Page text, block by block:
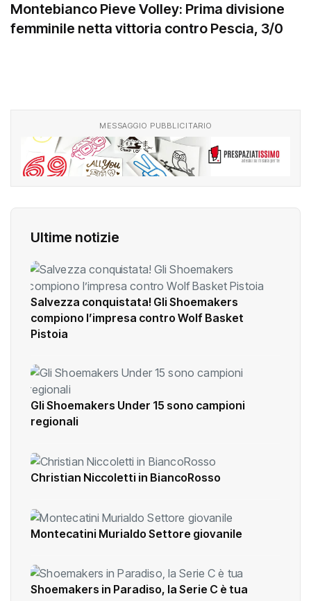
Montebianco Pieve Volley: Prima divisione
femminile netta vittoria contro Pescia, 3/0
MESSAGGIO PUBBLICITARIO
Ultime notizie
Salvezza conquistata! Gli Shoemakers
compiono l’impresa contro Wolf Basket
Pistoia
Gli Shoemakers Under 15 sono campioni
regionali
Christian Niccoletti in BiancoRosso
Montecatini Murialdo Settore giovanile
Shoemakers in Paradiso, la Serie C è tua